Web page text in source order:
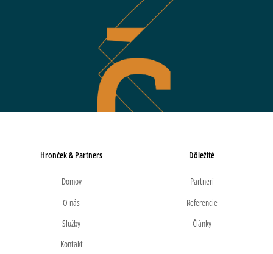
Hronček & Partners
Domov
O nás
Služby
Kontakt
Dôležité
Partneri
Referencie
Články